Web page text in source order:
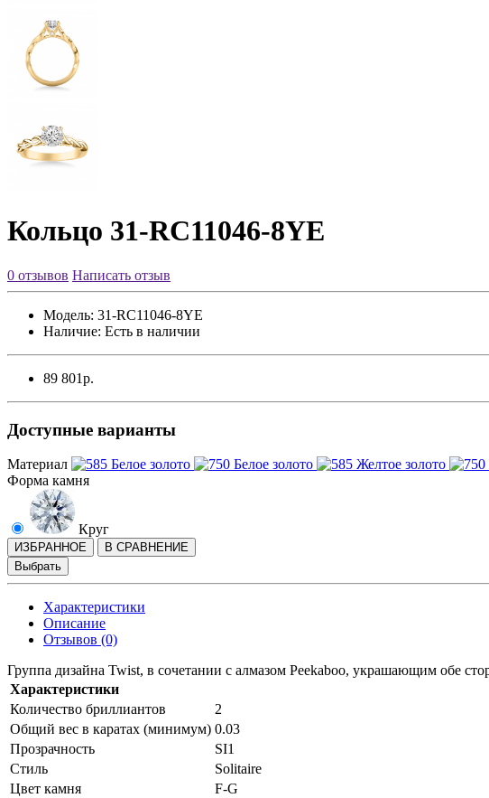
Кольцо 31-RC11046-8YE
0 отзывов Написать отзыв
Модель: 31-RC11046-8YE
Наличие: Есть в наличии
89 801р.
Доступные варианты
Материал
Форма камня
Круг
ИЗБРАННОЕ
В СРАВНЕНИЕ
Выбрать
Характеристики
Описание
Отзывов (0)
Группа дизайна Twist, в сочетании с алмазом Peekaboo, украшающим обе
Характеристики
Количество бриллиантов
2
Общий вес в каратах (минимум) 0.03
Прозрачность
SI1
Стиль
Solitaire
Цвет камня
F-G